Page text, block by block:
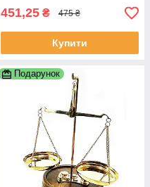
451,25 ₴ 475 ₴
Купити
Подарунок